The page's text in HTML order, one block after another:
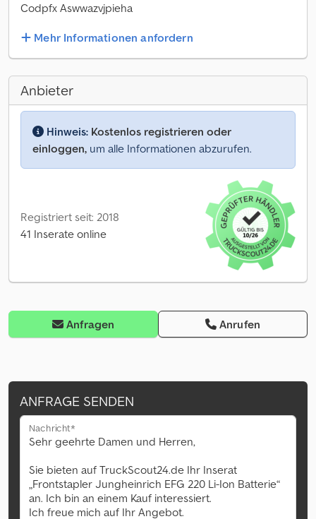
Codpfx Aswwazvjpieha
Mehr Informationen anfordern
Anbieter
Hinweis: Kostenlos registrieren oder
einloggen, um alle Informationen abzurufen.
Registriert seit: 2018
41 Inserate online
Anfragen Anrufen
ANFRAGE SENDEN
Nachricht*